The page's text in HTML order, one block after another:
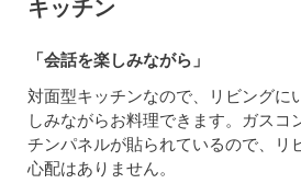
キッチン
「会話を楽しみながら」
対面型キッチンなので、リビングに
しみながらお料理できます。ガスコ
チンパネルが貼られているので、リ
心配はありません。